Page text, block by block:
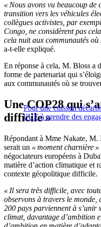
« Nous avons vu beaucoup
transition vers les véhicules
collègues activistes, par
Congo, ne considèrent pas
cela nuit aux communautés où
a-t-elle expliqué.
En réponse à cela, M. Bloss a
forme de partenariat qui
aux communautés où se
Pour une cuisson
l’UE à prendre des
Une COP28 qui
difficile »
Répondant à Mme Nakate, M.
serait un « moment charnière »
négociateurs européens à
matière d’action climatique et
contexte géopolitique difficile.
« Il sera très difficile, avec
observons à travers le monde,
200 pays parviennent à s’unir
climat, davantage d’ambition